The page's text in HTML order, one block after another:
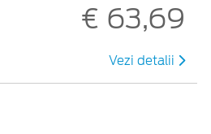
€ 63,69
Vezi detalii